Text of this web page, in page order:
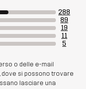
288
89
19
11
5
o delle e-mail
dove si possono trovare
lasciare una